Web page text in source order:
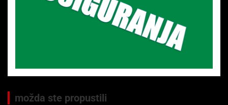
možda ste propustili